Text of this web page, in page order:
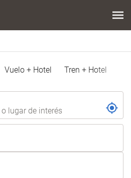
Vuelo + Hotel Tren + Hotel